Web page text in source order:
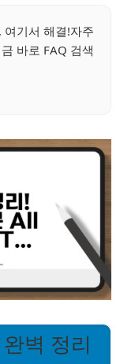
여기서 해결!자주
바로 FAQ 검색
벽 정리